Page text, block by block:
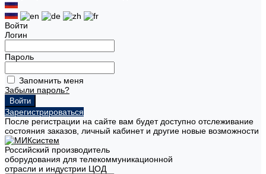
Войти
Логин
Пароль
Запомнить меня
Забыли пароль?
Зарегистрироваться
После регистрации на сайте вам будет доступно отслеживание
состояния заказов, личный кабинет и другие новые возможности
Российский производитель
оборудования для телекоммуникационной
отрасли и индустрии ЦОД